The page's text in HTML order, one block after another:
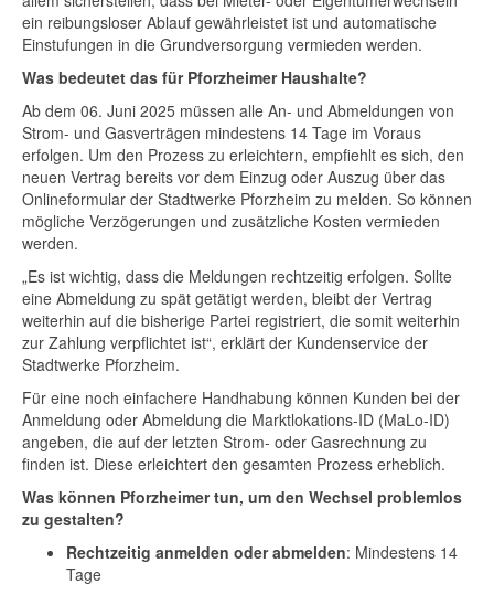
ein reibungsloser Ablauf gewährleistet ist und automatische
Einstufungen in die Grundversorgung vermieden werden.
Was bedeutet das für Pforzheimer Haushalte?
Ab dem 06. Juni 2025 müssen alle An- und Abmeldungen von
Strom- und Gasverträgen mindestens 14 Tage im Voraus
erfolgen. Um den Prozess zu erleichtern, empfiehlt es sich, den
neuen Vertrag bereits vor dem Einzug oder Auszug über das
Onlineformular der Stadtwerke Pforzheim zu melden. So können
mögliche Verzögerungen und zusätzliche Kosten vermieden
werden.
„Es ist wichtig, dass die Meldungen rechtzeitig erfolgen. Sollte
eine Abmeldung zu spät getätigt werden, bleibt der Vertrag
weiterhin auf die bisherige Partei registriert, die somit weiterhin
zur Zahlung verpflichtet ist“, erklärt der Kundenservice der
Stadtwerke Pforzheim.
Für eine noch einfachere Handhabung können Kunden bei der
Anmeldung oder Abmeldung die Marktlokations-ID (MaLo-ID)
angeben, die auf der letzten Strom- oder Gasrechnung zu
finden ist. Diese erleichtert den gesamten Prozess erheblich.
Was können Pforzheimer tun, um den Wechsel problemlos
zu gestalten?
Rechtzeitig anmelden oder abmelden: Mindestens 14
Tage